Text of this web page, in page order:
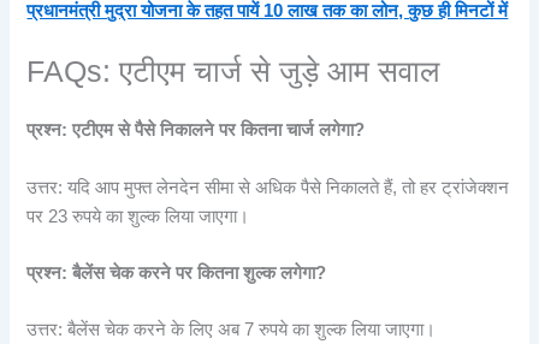
प्रधानमंत्री मुद्रा योजना के तहत पायें 10 लाख तक का लोन, कुछ ही मिनटों में
FAQs: एटीएम चार्ज से जुड़े आम सवाल
प्रश्न: एटीएम से पैसे निकालने पर कितना चार्ज लगेगा?
उत्तर: यदि आप मुफ्त लेनदेन सीमा से अधिक पैसे निकालते हैं, तो हर ट्रांजेक्शन
पर 23 रुपये का शुल्क लिया जाएगा।
प्रश्न: बैलेंस चेक करने पर कितना शुल्क लगेगा?
उत्तर: बैलेंस चेक करने के लिए अब 7 रुपये का शुल्क लिया जाएगा।